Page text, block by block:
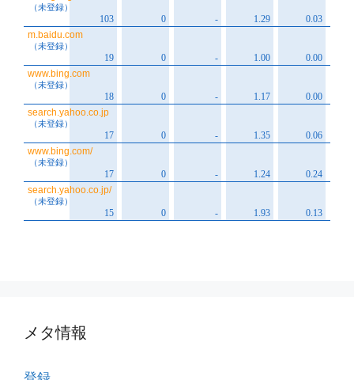
メタ情報